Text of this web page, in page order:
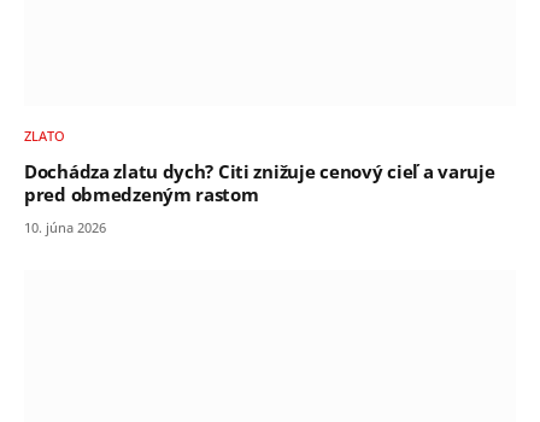
ZLATO
Dochádza zlatu dych? Citi znižuje cenový cieľ a varuje
pred obmedzeným rastom
10. júna 2026